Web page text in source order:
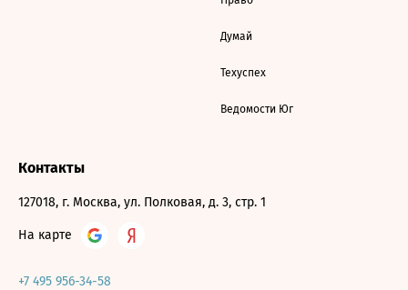
Думай
Техуспех
Ведомости Юг
Контакты
127018, г. Москва, ул. Полковая, д. 3, стр. 1
На карте
+7 495 956-34-58